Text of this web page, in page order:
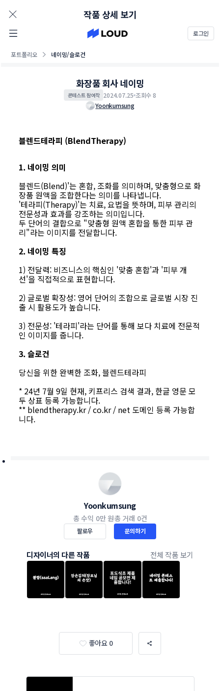
로그인
포트폴리오 네이밍/슬로건
작품 상세 보기
화장품 회사 네이밍
콘테스트 참여작 2024.07.25 조회수 8
Yoonkumsung
블렌드테라피 (BlendTherapy)
1. 네이밍 의미
블렌드(Blend)'는 혼합, 조화를 의미하며, 맞춤형으로 화
장품 원액을 조합한다는 의미를 나타냅니다.
'테라피(Therapy)'는 치료, 요법을 뜻하며, 피부 관리의
전문성과 효과를 강조하는 의미입니다.
두 단어의 결합으로 "맞춤형 원액 혼합을 통한 피부 관
리"라는 이미지를 전달합니다.
2. 네이밍 특징
1) 전달력: 비즈니스의 핵심인 '맞춤 혼합'과 '피부 개
선'을 직접적으로 표현합니다.
2) 글로벌 확장성: 영어 단어의 조합으로 글로벌 시장 진
출 시 활용도가 높습니다.
3) 전문성: '테라피'라는 단어를 통해 보다 치료에 전문적
인 이미지를 줍니다.
3. 슬로건
당신을 위한 완벽한 조화, 블렌드테라피
* 24년 7월 9일 현재, 키프리스 검색 결과, 한글 영문 모
두 상표 등록 가능합니다.
** blendtherapy.kr / co.kr / net 도메인 등록 가능합
니다.
Yoonkumsung
총 수익 0만 원총 거래 0건
팔로우 문의하기
디자이너의 다른 작품 전체 작품 보기
좋아요 0